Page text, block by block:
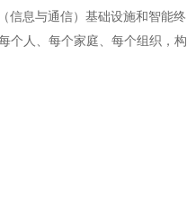
信息与通信）基础设施和智能终
个人、每个家庭、每个组织，构